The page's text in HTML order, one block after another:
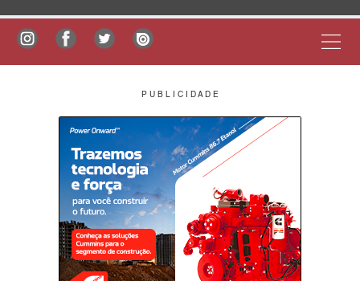
P U B L I C I D A D E